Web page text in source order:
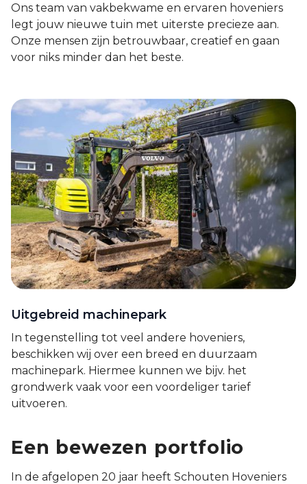
Ons team van vakbekwame en ervaren hoveniers
legt jouw nieuwe tuin met uiterste precieze aan.
Onze mensen zijn betrouwbaar, creatief en gaan
voor niks minder dan het beste.
Uitgebreid machinepark
In tegenstelling tot veel andere hoveniers,
beschikken wij over een breed en duurzaam
machinepark. Hiermee kunnen we bijv. het
grondwerk vaak voor een voordeliger tarief
uitvoeren.
Een bewezen portfolio
In de afgelopen 20 jaar heeft Schouten Hoveniers